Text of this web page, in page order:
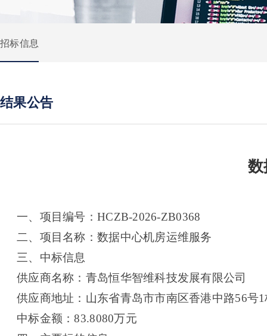
招标信息
结果公告
一、项目编号：HCZB-2026-ZB0368
二、项目名称：数据中心机房运维服务
三、中标信息
供应商名称：青岛恒华智维科技发展有限公司
供应商地址：山东省青岛市市南区香港中路56号
中标金额：83.8080万元